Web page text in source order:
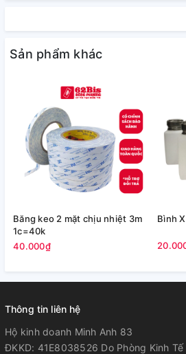
Sản phẩm khác
Băng keo 2 mặt chịu nhiệt 3m
1c=40k
40.000₫
Bình
Thông tin liên hệ
Hộ kinh doanh Minh Anh 83
ĐKKD: 41E8038526 Do Phòng Kinh